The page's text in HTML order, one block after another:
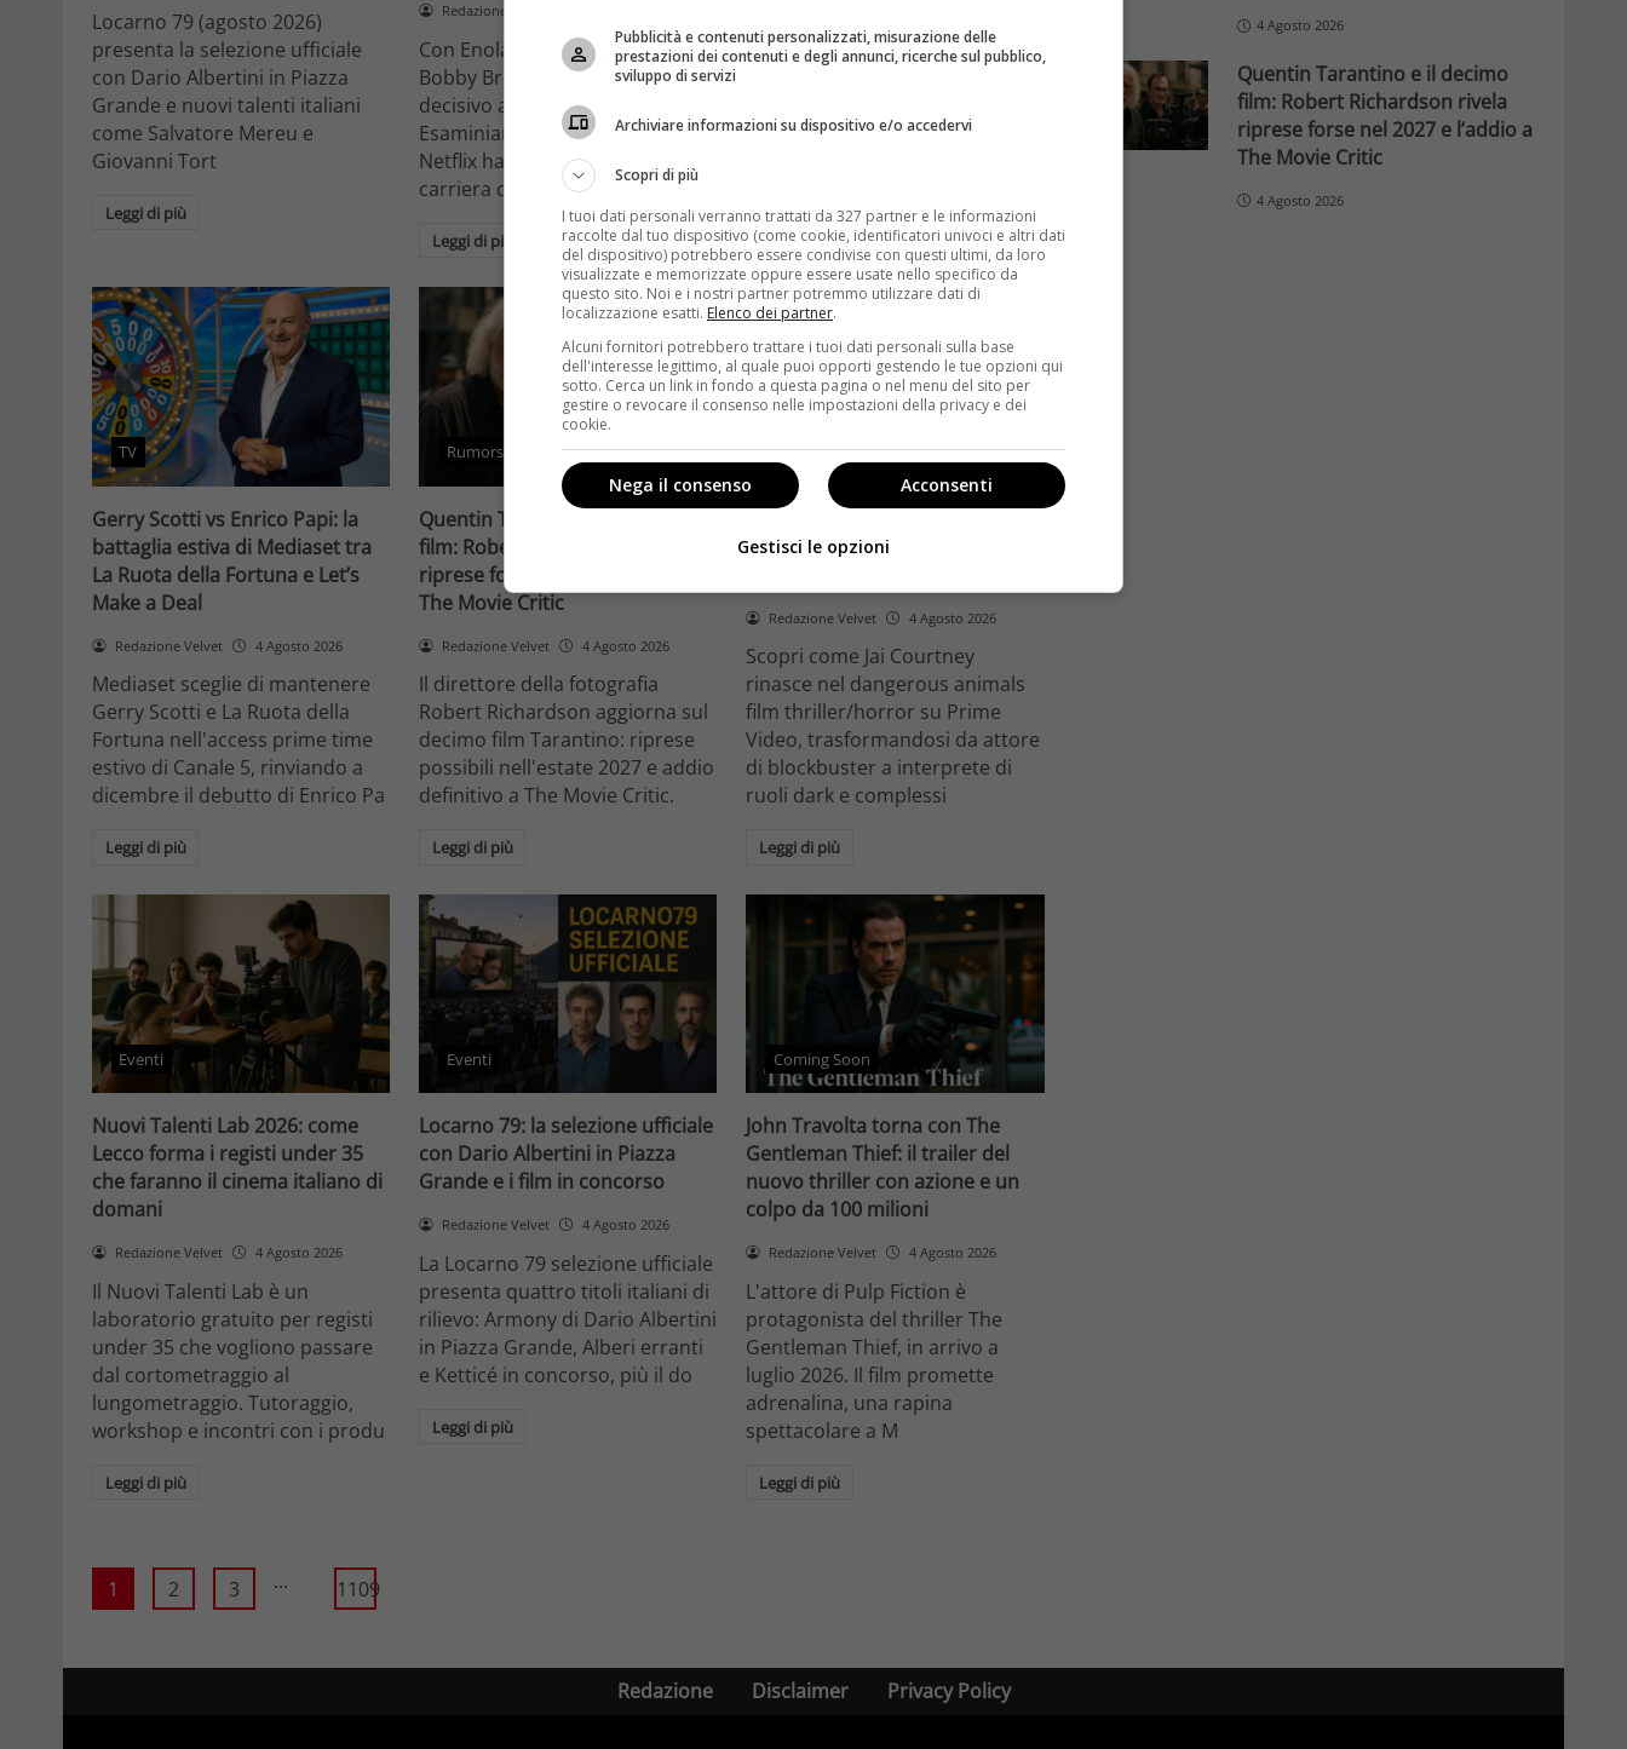
Locarno 79 (agosto 2026)
presenta la selezione ufficiale
con Dario Albertini in Piazza
Grande e nuovi talenti italiani
come Salvatore Mereu e
Giovanni Tort
Leggi di più
Redazione Velvet
Con Enola Holmes 3, Millie
Bobby Brown compie un salto
decisivo a Hollywood.
Esaminiamo come la trilogia
Netflix ha trasformato la sua
carriera da attrice
Leggi di più
Il cinema italiano opere prime
ricambio generazionale e
Leggi di più
TV
Gerry Scotti vs Enrico Papi: la
battaglia estiva di Mediaset tra
La Ruota della Fortuna e Let’s
Make a Deal
Redazione Velvet 4 Agosto 2026
Mediaset sceglie di mantenere
Gerry Scotti e La Ruota della
Fortuna nell'access prime time
estivo di Canale 5, rinviando a
dicembre il debutto di Enrico Pa
Leggi di più
Rumors
Quentin Tarantino e il decimo
film: Robert Richardson rivela
riprese forse nel 2027 e l’addio a
The Movie Critic
Redazione Velvet 4 Agosto 2026
Il direttore della fotografia
Robert Richardson aggiorna sul
decimo film Tarantino: riprese
possibili nell'estate 2027 e addio
definitivo a The Movie Critic.
Leggi di più
Anteprime
Dangerous Animals su Prime
Redazione Velvet 4 Agosto 2026
Scopri come Jai Courtney
rinasce nel dangerous animals
film thriller/horror su Prime
Video, trasformandosi da attore
di blockbuster a interprete di
ruoli dark e complessi
Leggi di più
Eventi
Nuovi Talenti Lab 2026: come
Lecco forma i registi under 35
che faranno il cinema italiano di
domani
Redazione Velvet 4 Agosto 2026
Il Nuovi Talenti Lab è un
laboratorio gratuito per registi
under 35 che vogliono passare
dal cortometraggio al
lungometraggio. Tutoraggio,
workshop e incontri con i produ
Leggi di più
Eventi
Locarno 79: la selezione ufficiale
con Dario Albertini in Piazza
Grande e i film in concorso
Redazione Velvet 4 Agosto 2026
La Locarno 79 selezione ufficiale
presenta quattro titoli italiani di
rilievo: Armony di Dario Albertini
in Piazza Grande, Alberi erranti
e Ketticé in concorso, più il do
Leggi di più
Coming Soon
John Travolta torna con The
Gentleman Thief: il trailer del
nuovo thriller con azione e un
colpo da 100 milioni
Redazione Velvet 4 Agosto 2026
L'attore di Pulp Fiction è
protagonista del thriller The
Gentleman Thief, in arrivo a
luglio 2026. Il film promette
adrenalina, una rapina
spettacolare a M
Leggi di più
1 2 3 ... 1109
4 Agosto 2026
Quentin Tarantino e il decimo
film: Robert Richardson rivela
riprese forse nel 2027 e l’addio a
The Movie Critic
4 Agosto 2026
Redazione Disclaimer Privacy Policy
Pubblicità e contenuti personalizzati, misurazione delle
prestazioni dei contenuti e degli annunci, ricerche sul pubblico,
sviluppo di servizi
Archiviare informazioni su dispositivo e/o accedervi
Scopri di più
I tuoi dati personali verranno trattati da 327 partner e le informazioni
raccolte dal tuo dispositivo (come cookie, identificatori univoci e altri dati
del dispositivo) potrebbero essere condivise con questi ultimi, da loro
visualizzate e memorizzate oppure essere usate nello specifico da
questo sito. Noi e i nostri partner potremmo utilizzare dati di
localizzazione esatti. Elenco dei partner.
Alcuni fornitori potrebbero trattare i tuoi dati personali sulla base
dell'interesse legittimo, al quale puoi opporti gestendo le tue opzioni qui
sotto. Cerca un link in fondo a questa pagina o nel menu del sito per
gestire o revocare il consenso nelle impostazioni della privacy e dei
cookie.
Acconsenti
Nega il consenso
Gestisci le opzioni